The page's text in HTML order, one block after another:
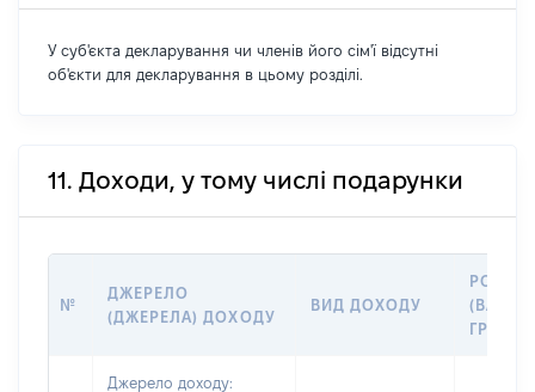
У суб'єкта декларування чи членів його сім'ї відсутні
об'єкти для декларування в цьому розділі.
11. Доходи, у тому числі подарунки
№
ДЖЕРЕЛО
(ДЖЕРЕЛА) ДОХОДУ
ВИД ДОХОДУ
РОЗМІР
ГРН
Джерело доходу: